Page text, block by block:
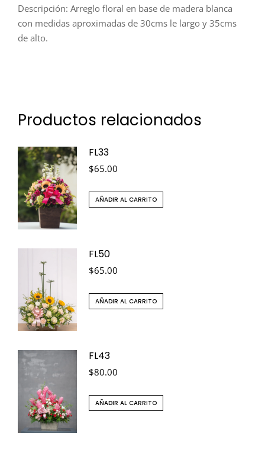
Descripción: Arreglo floral en base de madera blanca
con medidas aproximadas de 30cms le largo y 35cms
de alto.
Productos relacionados
FL33
$65.00
AÑADIR AL CARRITO
FL50
$65.00
AÑADIR AL CARRITO
FL43
$80.00
AÑADIR AL CARRITO